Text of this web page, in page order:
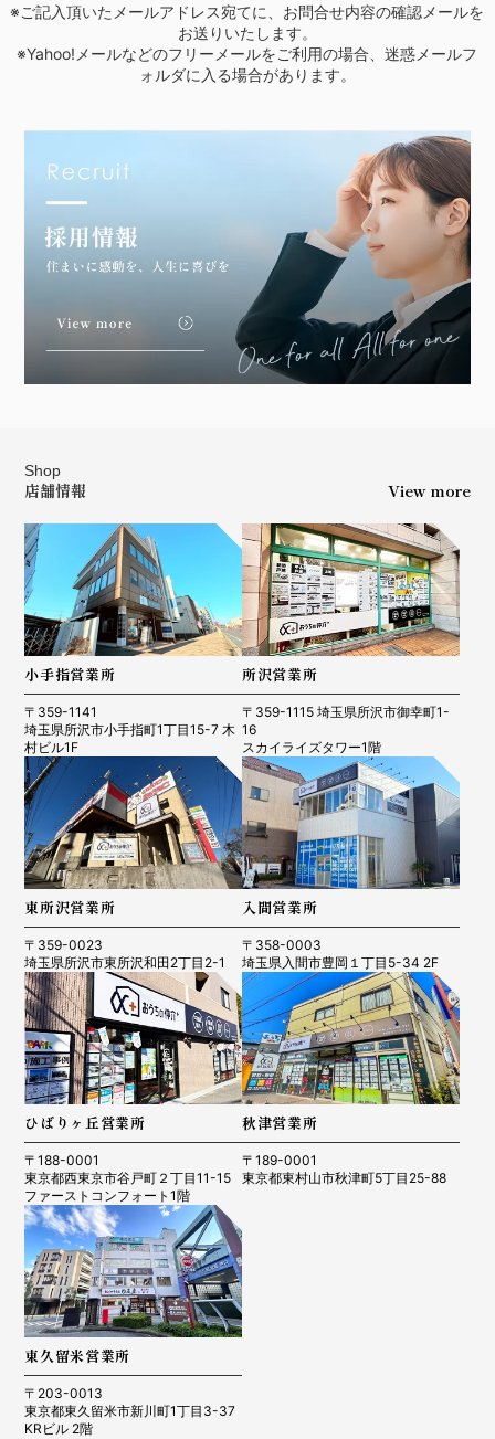
※ご記入頂いたメールアドレス宛てに、お問合せ内容の確認メールを
お送りいたします。
※Yahoo!メールなどのフリーメールをご利用の場合、迷惑メールフ
ォルダに入る場合があります。
Shop
店舗情報 View more
小手指営業所
〒359-1141
埼玉県所沢市小手指町1丁目15-7 木
村ビル1F
所沢営業所
〒359-1115 埼玉県所沢市御幸町1-
16
スカイライズタワー1階
東所沢営業所
〒359-0023
埼玉県所沢市東所沢和田2丁目2-1
入間営業所
〒358-0003
埼玉県入間市豊岡１丁目5-34 2F
ひばりヶ丘営業所
〒188-0001
東京都西東京市谷戸町２丁目11-15
ファーストコンフォート1階
秋津営業所
〒189-0001
東京都東村山市秋津町5丁目25-88
東久留米営業所
〒203-0013
東京都東久留米市新川町1丁目3-37
KRビル 2階